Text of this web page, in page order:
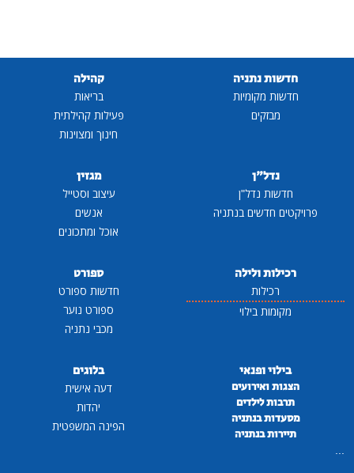
חדשות נתניה
חדשות מקומיות
מבזקים
קהילה
בריאות
פעילות קהילתית
חינוך ומצוינות
נדל"ן
חדשות נדל"ן
פרויקטים חדשים בנתניה
מגזין
עיצוב וסטייל
אנשים
אוכל ומתכונים
רכילות ולילה
רכילות
מקומות בילוי
ספורט
חדשות ספורט
ספורט נוער
מכבי נתניה
בילוי ופנאי
הצגות ואירועים
תרבות לילדים
מסעדות בנתניה
תיירות בנתניה
...
בלוגים
דעה אישית
יהדות
הפינה המשפטית